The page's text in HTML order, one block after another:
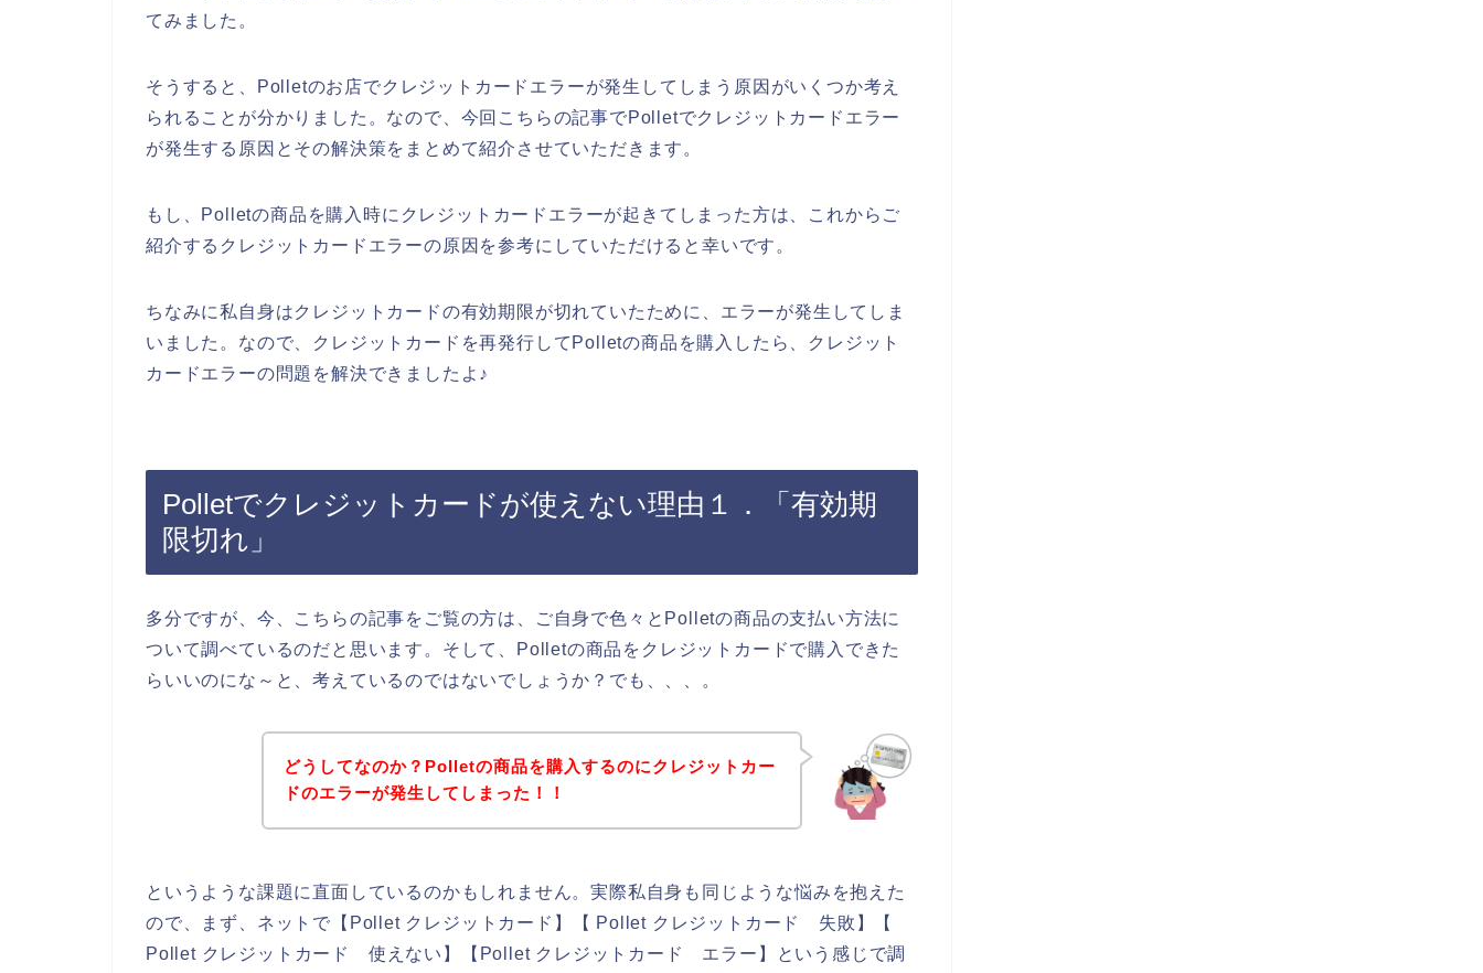
てみました。
そうすると、Polletのお店でクレジットカードエラーが発生してしまう原因がいくつか考え
られることが分かりました。なので、今回こちらの記事でPolletでクレジットカードエラー
が発生する原因とその解決策をまとめて紹介させていただきます。
もし、Polletの商品を購入時にクレジットカードエラーが起きてしまった方は、これからご
紹介するクレジットカードエラーの原因を参考にしていただけると幸いです。
ちなみに私自身はクレジットカードの有効期限が切れていたために、エラーが発生してしま
いました。なので、クレジットカードを再発行してPolletの商品を購入したら、クレジット
カードエラーの問題を解決できましたよ♪
Polletでクレジットカードが使えない理由１．「有効期
限切れ」
多分ですが、今、こちらの記事をご覧の方は、ご自身で色々とPolletの商品の支払い方法に
ついて調べているのだと思います。そして、Polletの商品をクレジットカードで購入できた
らいいのにな～と、考えているのではないでしょうか？でも、、、。
どうしてなのか？Polletの商品を購入するのにクレジットカー
ドのエラーが発生してしまった！！
というような課題に直面しているのかもしれません。実際私自身も同じような悩みを抱えた
ので、まず、ネットで【Pollet クレジットカード】【 Pollet クレジットカード 失敗】【
Pollet クレジットカード 使えない】【Pollet クレジットカード エラー】という感じで調